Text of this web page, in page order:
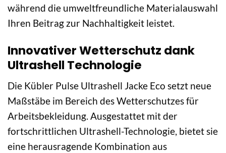
während die umweltfreundliche Materialauswahl
Ihren Beitrag zur Nachhaltigkeit leistet.
Innovativer Wetterschutz dank
Ultrashell Technologie
Die Kübler Pulse Ultrashell Jacke Eco setzt neue
Maßstäbe im Bereich des Wetterschutzes für
Arbeitsbekleidung. Ausgestattet mit der
fortschrittlichen Ultrashell-Technologie, bietet sie
eine herausragende Kombination aus